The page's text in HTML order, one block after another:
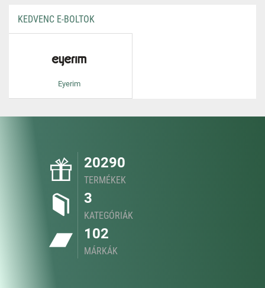
KEDVENC E-BOLTOK
Eyerim
20290
TERMÉKEK
3
KATEGÓRIÁK
102
MÁRKÁK